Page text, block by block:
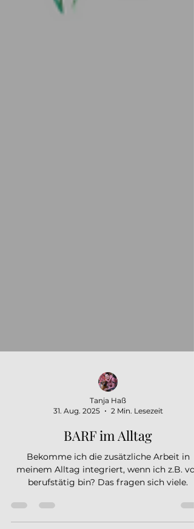
Tanja Haß
31. Aug. 2025
2 Min. Lesezeit
BARF im Alltag
Bekomme ich die zusätzliche Arbeit in
meinem Alltag integriert, wenn ich z.B. voll